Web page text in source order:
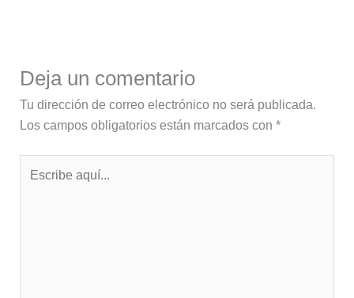
Deja un comentario
Tu dirección de correo electrónico no será publicada.
Los campos obligatorios están marcados con *